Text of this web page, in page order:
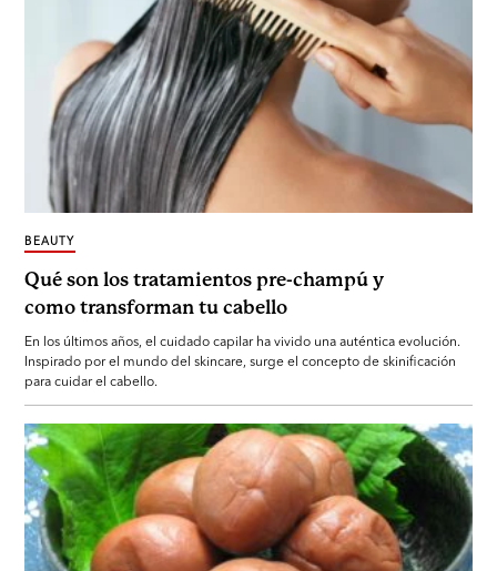
Qué son los tratamientos pre-champú y
como transforman tu cabello
BEAUTY
En los últimos años, el cuidado capilar ha vivido una auténtica evolución.
Inspirado por el mundo del skincare, surge el concepto de skinificación
para cuidar el cabello.